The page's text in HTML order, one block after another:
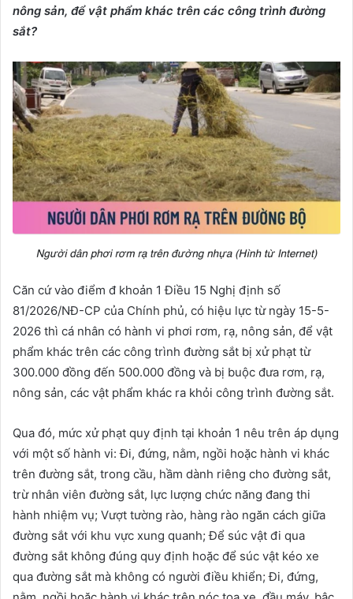
nông sản, để vật phẩm khác trên các công trình đường
sắt?
Căn cứ vào điểm đ khoản 1 Điều 15 Nghị định số
81/2026/NĐ-CP của Chính phủ, có hiệu lực từ ngày 15-5-
2026 thì cá nhân có hành vi phơi rơm, rạ, nông sản, để vật
phẩm khác trên các công trình đường sắt bị xử phạt từ
300.000 đồng đến 500.000 đồng và bị buộc đưa rơm, rạ,
nông sản, các vật phẩm khác ra khỏi công trình đường sắt.
Qua đó, mức xử phạt quy định tại khoản 1 nêu trên áp dụng
với một số hành vi: Đi, đứng, nằm, ngồi hoặc hành vi khác
trên đường sắt, trong cầu, hầm dành riêng cho đường sắt,
trừ nhân viên đường sắt, lực lượng chức năng đang thi
hành nhiệm vụ; Vượt tường rào, hàng rào ngăn cách giữa
đường sắt với khu vực xung quanh; Để súc vật đi qua
đường sắt không đúng quy định hoặc để súc vật kéo xe
qua đường sắt mà không có người điều khiển; Đi, đứng,